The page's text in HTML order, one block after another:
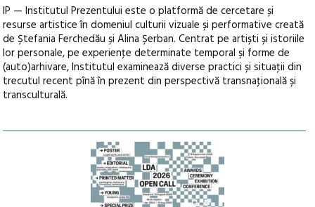
IP — Institutul Prezentului este o platformă de cercetare și
resurse artistice în domeniul culturii vizuale și performative creată
de Ștefania Ferchedău și Alina Șerban. Centrat pe artiști și istoriile
lor personale, pe experienţe determinate temporal și forme de
(auto)arhivare, Institutul examinează diverse practici și situaţii din
trecutul recent pînă în prezent din perspectivă transnaţională și
transculturală.